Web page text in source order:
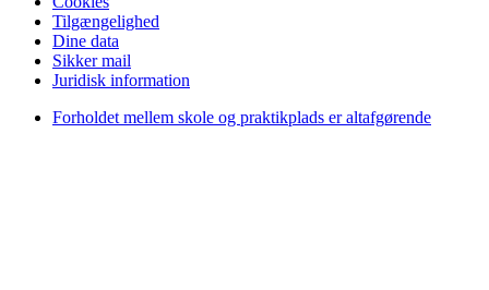
Tilgængelighed
Dine data
Sikker mail
Juridisk information
Forholdet mellem skole og praktikplads er altafgørende